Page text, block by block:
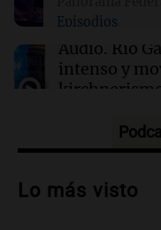
03:15 Recetas
Descubre los
Rías Baixas en
Episodios
Audio. Río
intenso y
Audio.Debate
la soberanía
Lo más visto